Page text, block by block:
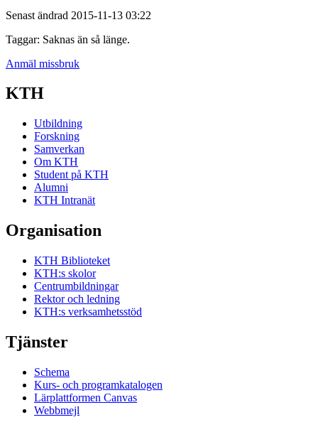
Senast ändrad 2015-11-13 03:22
Taggar: Saknas än så länge.
Anmäl missbruk
KTH
Utbildning
Forskning
Samverkan
Om KTH
Student på KTH
Alumni
KTH Intranät
Organisation
KTH Biblioteket
KTH:s skolor
Centrumbildningar
Rektor och ledning
KTH:s verksamhetsstöd
Tjänster
Schema
Kurs- och programkatalogen
Lärplattformen Canvas
Webbmejl